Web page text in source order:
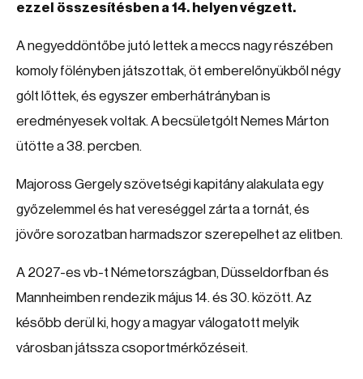
ezzel összesítésben a 14. helyen végzett.
A negyeddöntőbe jutó lettek a meccs nagy részében
komoly fölényben játszottak, öt emberelőnyükből négy
gólt lőttek, és egyszer emberhátrányban is
eredményesek voltak. A becsületgólt Nemes Márton
ütötte a 38. percben.
Majoross Gergely szövetségi kapitány alakulata egy
győzelemmel és hat vereséggel zárta a tornát, és
jövőre sorozatban harmadszor szerepelhet az elitben.
A 2027-es vb-t Németországban, Düsseldorfban és
Mannheimben rendezik május 14. és 30. között. Az
később derül ki, hogy a magyar válogatott melyik
városban játssza csoportmérkőzéseit.